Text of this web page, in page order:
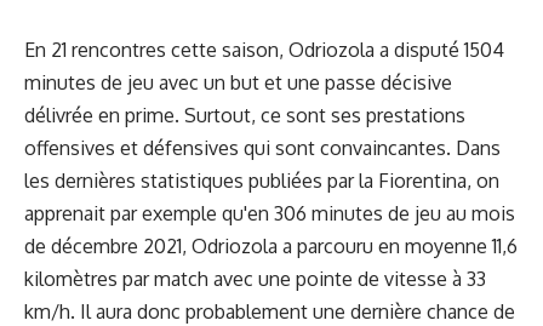
En 21 rencontres cette saison, Odriozola a disputé 1504
minutes de jeu avec un but et une passe décisive
délivrée en prime. Surtout, ce sont ses prestations
offensives et défensives qui sont convaincantes. Dans
les dernières statistiques publiées par la Fiorentina, on
apprenait par exemple qu'en 306 minutes de jeu au mois
de décembre 2021, Odriozola a parcouru en moyenne 11,6
kilomètres par match avec une pointe de vitesse à 33
km/h. Il aura donc probablement une dernière chance de